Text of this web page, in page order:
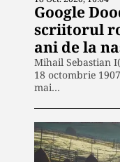
Google
scriitorul
ani de la
Mihail Sebastian
18 octombrie
mai…